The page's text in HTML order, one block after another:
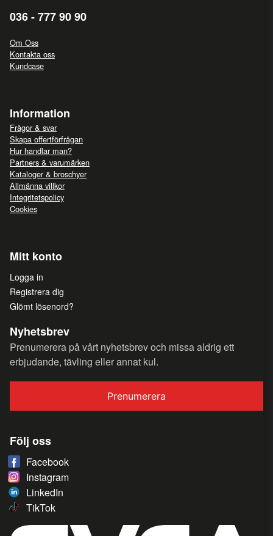
036 - 777 90 90
Om Oss
Kontakta oss
Kundcase
Information
Frågor & svar
Skapa offertförfrågan
Hur handlar man?
Partners & varumärken
Kataloger & broschyer
Allmänna villkor
Integritetspolicy
Cookies
Mitt konto
Logga in
Registrera dig
Glömt lösenord?
Nyhetsbrev
Prenumerera på vårt nyhetsbrev och missa aldrig ett
erbjudande, tävling eller annat kul.
Prenumerera
Följ oss
Facebook
Instagram
LinkedIn
TikTok